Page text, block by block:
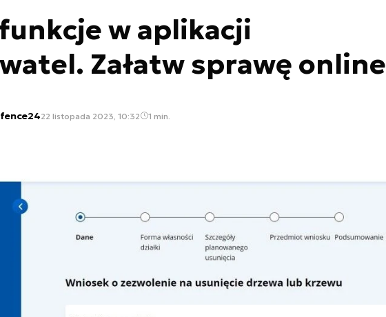
w aplikacji
Załatw sprawę online
22 listopada 2023, 10:32 1 min.